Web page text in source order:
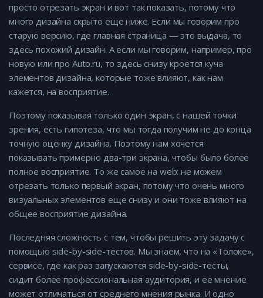
просто отрезать экран и вот так показать, потому что
много дизайна скрыто еще ниже. Если мы говорим про
старую версию, где главная страница — это выдача, то
здесь похожий дизайн. А если мы говорим, например, про
новую или про Auto.ru, то здесь снизу кроется куча
элементов дизайна, которые тоже влияют, как нам
кажется, на восприятие.
Поэтому показывая только один экран, с нашей точки
зрения, есть гипотеза, что мы тогда получим не до конца
точную оценку дизайна. Поэтому нам хочется
показывать примерно два-три экрана, чтобы было более
полное восприятие. То же самое на web: не можем
отрезать только первый экран, потому что очень много
визуальных элементов еще снизу и они тоже влияют на
общее восприятие дизайна.
Последняя сложность с тем, чтобы решить эту задачу с
помощью side-by-side-тестов. Мы знаем, что на «Толоке»,
сервисе, где как раз запускаются side-by-side-тесты,
сидит более профессиональная аудитория, и ее мнение
может отличаться от среднего мнения рынка. И одно